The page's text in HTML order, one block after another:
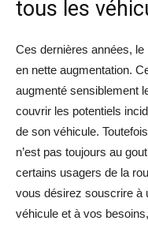
tous les
Ces dernières années, le
en nette augmentation.
augmenté sensiblement
couvrir les potentiels
de son véhicule.
n’est pas toujours au
certains usagers de la
vous désirez souscrire à
véhicule et à vos